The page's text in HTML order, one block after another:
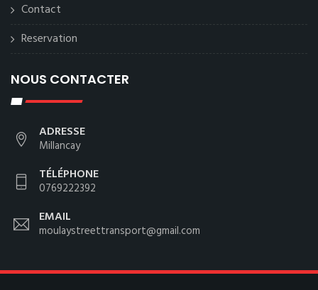
Contact
Reservation
NOUS CONTACTER
ADRESSE
Millancay
TÉLÉPHONE
0769222392
EMAIL
moulaystreettransport@gmail.com